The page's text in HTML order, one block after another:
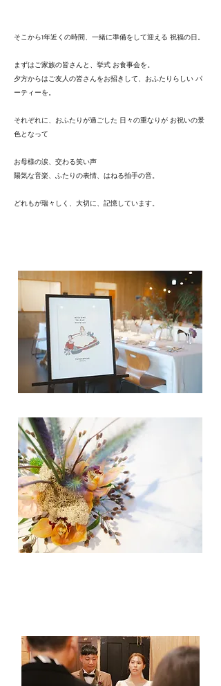
そこから1年近くの時間、一緒に準備をして迎える 祝福の日。
まずはご家族の皆さんと、挙式 お食事会を。
夕方からはご友人の皆さんをお招きして、おふたりらしい パ
ーティーを。
それぞれに、おふたりが過ごした 日々の重なりが お祝いの景
色となって
お母様の涙、交わる笑い声
陽気な音楽、ふたりの表情、はねる拍手の音。
​どれもが瑞々しく、大切に、記憶しています。